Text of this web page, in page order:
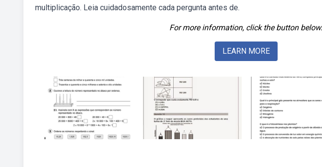
multiplicação. Leia cuidadosamente cada pergunta antes de.
For more information, click the button below.
LEARN MORE